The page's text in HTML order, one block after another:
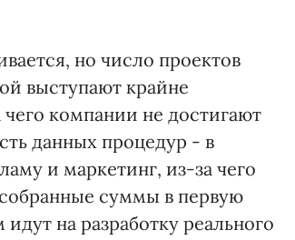
но число проектов
выступают крайне
компании не достигают
данных процедур - в
и маркетинг, из-за чего
собранные суммы в первую
на разработку реального